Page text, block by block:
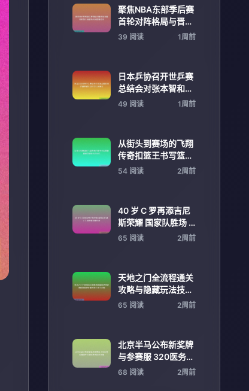
聚焦NBA东部季后赛
首轮对阵格局与晋级
形势全面解析战局前
39 阅读 1周前
日本乒协召开世乒赛
总结会对张本智和与
伊藤美诚区别对待引
49 阅读 1周前
从街头到赛场的飞翔
传奇扣篮王书写篮球
巅峰荣耀时代的记忆
54 阅读 2周前
40 岁 C 罗再添吉尼
斯荣耀 国家队胜场 +
生涯进球双破纪录
65 阅读 2周前
天地之门全流程通关
攻略与隐藏玩法技巧
详解指南进阶解析新
65 阅读 2周前
北京半马公布新奖牌
与参赛服 320医务保
障提升并增设更多厕
68 阅读 2周前